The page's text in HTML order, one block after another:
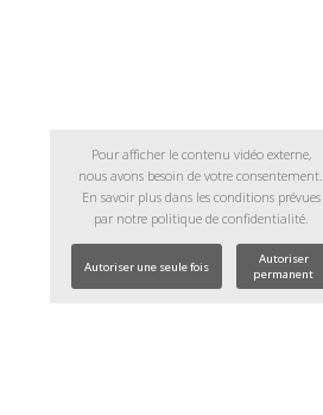
Pour afficher le contenu vidéo externe,
nous avons besoin de votre consentement.
En savoir plus dans les conditions prévues
par notre politique de confidentialité.
Autoriser une seule fois
Autoriser
permanent